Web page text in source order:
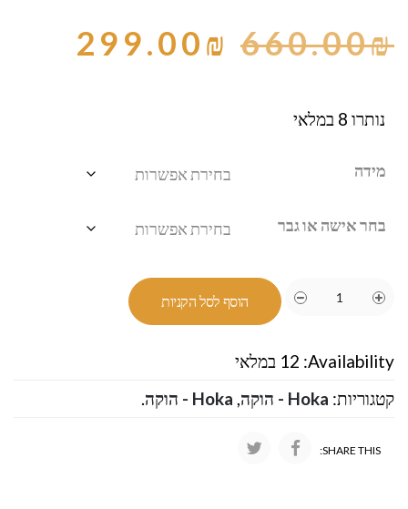
660.00₪
299.00₪
נותרו 8 במלאי
מידה
בחר אישה או גבר
הוסף לסל הקניות
Availability: 12 במלאי
קטגוריות: Hoka - הוקה , Hoka - הוקה .
SHARE THIS: